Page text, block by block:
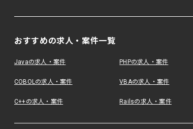
おすすめの求人・案件一覧
Javaの求人・案件 PHPの求人・案件
COBOLの求人・案件 VBAの求人・案件
C++の求人・案件 Railsの求人・案件